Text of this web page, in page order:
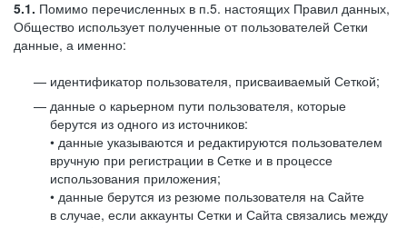
5.1. Помимо перечисленных в п.5. настоящих Правил данных,
Общество использует полученные от пользователей Сетки
данные, а именно:
идентификатор пользователя, присваиваемый Сеткой;
данные о карьерном пути пользователя, которые
берутся из одного из источников:
• данные указываются и редактируются пользователем
вручную при регистрации в Сетке и в процессе
использования приложения;
• данные берутся из резюме пользователя на Сайте
в случае, если аккаунты Сетки и Сайта связались между